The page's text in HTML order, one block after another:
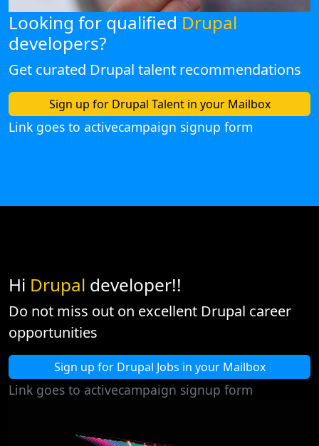
Looking for qualified Drupal
developers?
Get curated Drupal talent recommendations
Sign up for Drupal Talent in your Mailbox
Link goes to activecampaign signup form
Hi Drupal developer!!
Do not miss out on excellent Drupal career
opportunities
Sign up for Drupal Jobs in your Mailbox
Link goes to activecampaign signup form